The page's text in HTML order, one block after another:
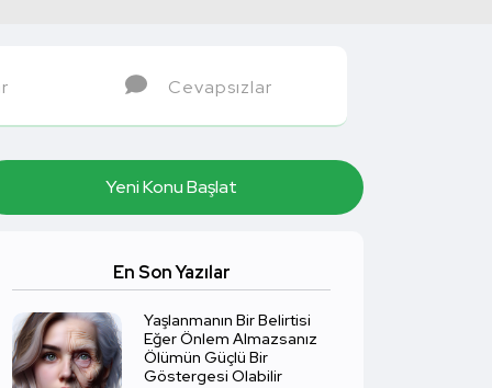
Cevapsızlar
Yeni Konu Başlat
En Son Yazılar
Yaşlanmanın Bir Belirtisi
Eğer Önlem Almazsanız
Ölümün Güçlü Bir
Göstergesi Olabilir